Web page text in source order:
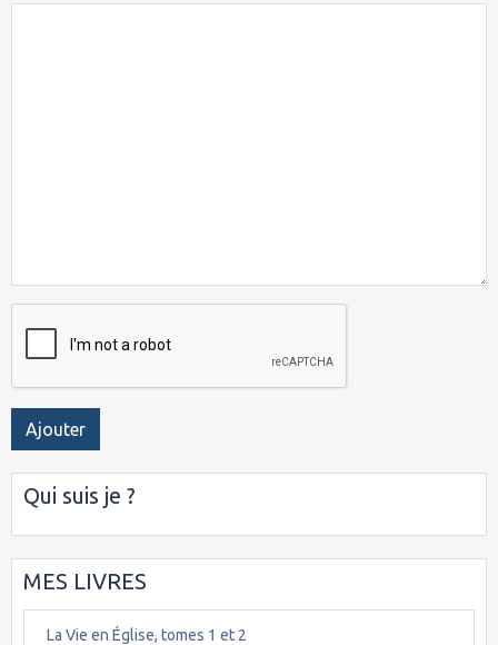
Ajouter
Qui suis je ?
MES LIVRES
La Vie en Église, tomes 1 et 2